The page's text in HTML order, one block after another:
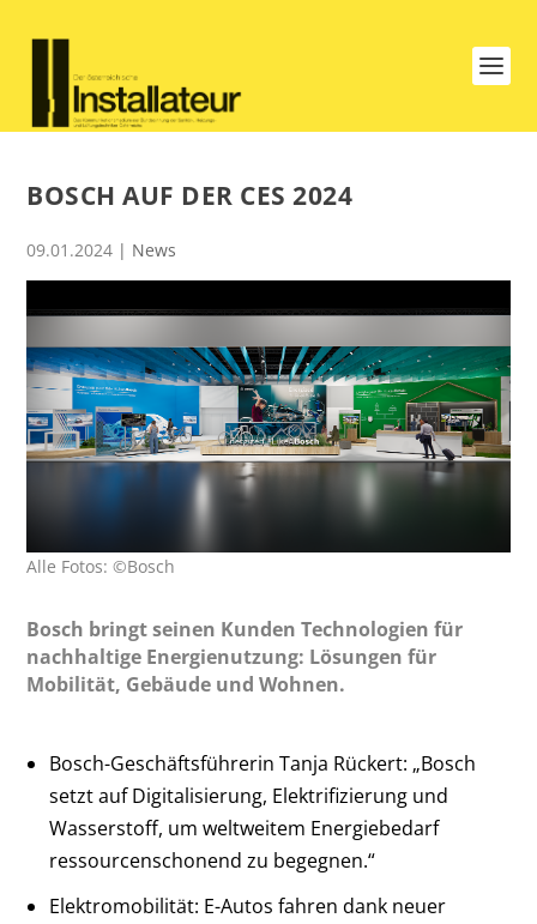
BOSCH AUF DER CES 2024
09.01.2024 | News
Alle Fotos: ©Bosch
Bosch bringt seinen Kunden Technologien für
nachhaltige Energienutzung: Lösungen für
Mobilität, Gebäude und Wohnen.
Bosch-Geschäftsführerin Tanja Rückert: „Bosch
setzt auf Digitalisierung, Elektrifizierung und
Wasserstoff, um weltweitem Energiebedarf
ressourcenschonend zu begegnen.“
Elektromobilität: E-Autos fahren dank neuer